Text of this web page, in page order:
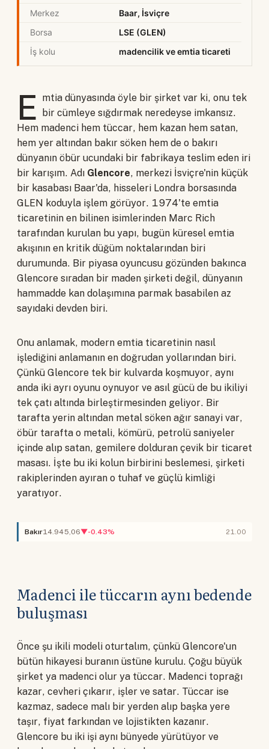
Merkez
Baar, İsviçre
Borsa
LSE (GLEN)
İş kolu
madencilik ve emtia ticareti
E mtia dünyasında öyle bir şirket var ki, onu tek
bir cümleye sığdırmak neredeyse imkansız.
Hem madenci hem tüccar, hem kazan hem satan,
hem yer altından bakır söken hem de o bakırı
dünyanın öbür ucundaki bir fabrikaya teslim eden iri
bir karışım. Adı Glencore, merkezi İsviçre'nin küçük
bir kasabası Baar'da, hisseleri Londra borsasında
GLEN koduyla işlem görüyor. 1974'te emtia
ticaretinin en bilinen isimlerinden Marc Rich
tarafından kurulan bu yapı, bugün küresel emtia
akışının en kritik düğüm noktalarından biri
durumunda. Bir piyasa oyuncusu gözünden bakınca
Glencore sıradan bir maden şirketi değil, dünyanın
hammadde kan dolaşımına parmak basabilen az
sayıdaki devden biri.
Onu anlamak, modern emtia ticaretinin nasıl
işlediğini anlamanın en doğrudan yollarından biri.
Çünkü Glencore tek bir kulvarda koşmuyor, aynı
anda iki ayrı oyunu oynuyor ve asıl gücü de bu ikiliyi
tek çatı altında birleştirmesinden geliyor. Bir
tarafta yerin altından metal söken ağır sanayi var,
öbür tarafta o metali, kömürü, petrolü saniyeler
içinde alıp satan, gemilere dolduran çevik bir ticaret
masası. İşte bu iki kolun birbirini beslemesi, şirketi
rakiplerinden ayıran o tuhaf ve güçlü kimliği
yaratıyor.
Bakır14.945,06▼-0.43% 21.00
Madenci ile tüccarın aynı bedende
buluşması
Önce şu ikili modeli oturtalım, çünkü Glencore'un
bütün hikayesi buranın üstüne kurulu. Çoğu büyük
şirket ya madenci olur ya tüccar. Madenci toprağı
kazar, cevheri çıkarır, işler ve satar. Tüccar ise
kazmaz, sadece malı bir yerden alıp başka yere
taşır, fiyat farkından ve lojistikten kazanır.
Glencore bu iki işi aynı bünyede yürütüyor ve